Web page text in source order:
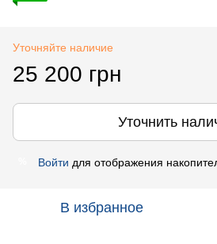
Уточняйте наличие
25 200 грн
Уточнить
Войти для отображения
В избранное